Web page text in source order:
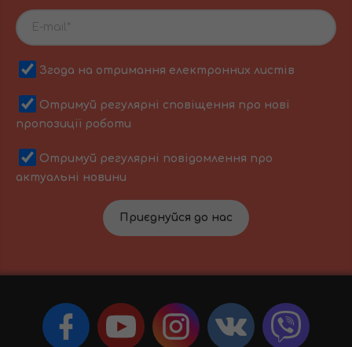
Згода на отримання електронних листів
Отримуй регулярні сповіщення про нові
пропозиції роботи
Отримуй регулярні повідомлення про
актуальні новини
Приєднуйся до нас